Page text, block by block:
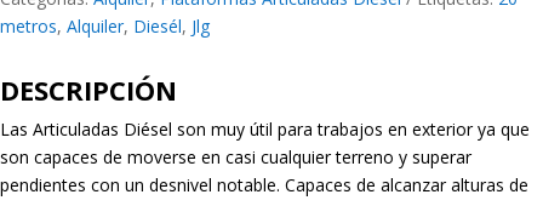
metros, Alquiler, Diesél, Jlg
DESCRIPCIÓN
Las Articuladas Diésel son muy útil para trabajos en exterior ya que
son capaces de moverse en casi cualquier terreno y superar
pendientes con un desnivel notable. Capaces de alcanzar alturas de